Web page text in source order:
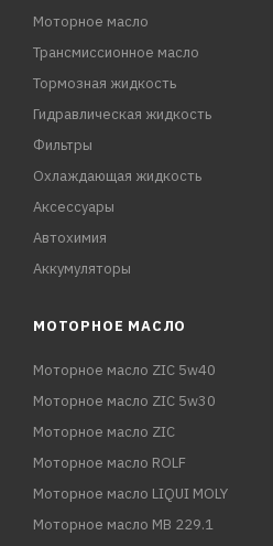
Моторное масло
Трансмиссионное масло
Тормозная жидкость
Гидравлическая жидкость
Фильтры
Охлаждающая жидкость
Аксессуары
Автохимия
Аккумуляторы
МОТОРНОЕ МАСЛО
Моторное масло ZIC 5w40
Моторное масло ZIC 5w30
Моторное масло ZIC
Моторное масло ROLF
Моторное масло LIQUI MOLY
Моторное масло MB 229.1